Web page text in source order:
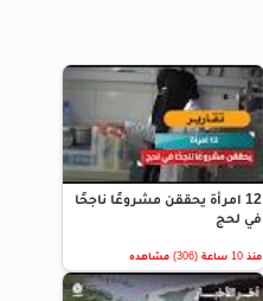
12 امرأة يحققن مشروعًا ناجحًا
في لحج
منذ 10 ساعة (306) مشاهده